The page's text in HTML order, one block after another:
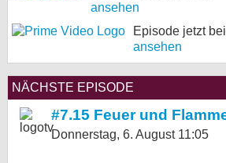
ansehen
Episode jetzt
ansehen
NÄCHSTE EPISODE
#7.15 Feuer und
Donnerstag, 6. August 11:05